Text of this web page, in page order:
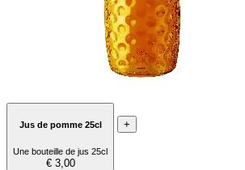
Jus de pomme 25cl
Une bouteille de jus 25cl
€ 3,00
+